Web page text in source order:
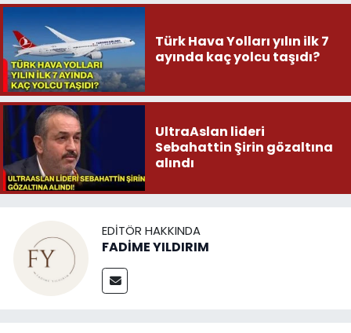
Türk Hava Yolları yılın ilk 7
ayında kaç yolcu taşıdı?
UltraAslan lideri
Sebahattin Şirin gözaltına
alındı
EDITÖR HAKKINDA
FADİME YILDIRIM